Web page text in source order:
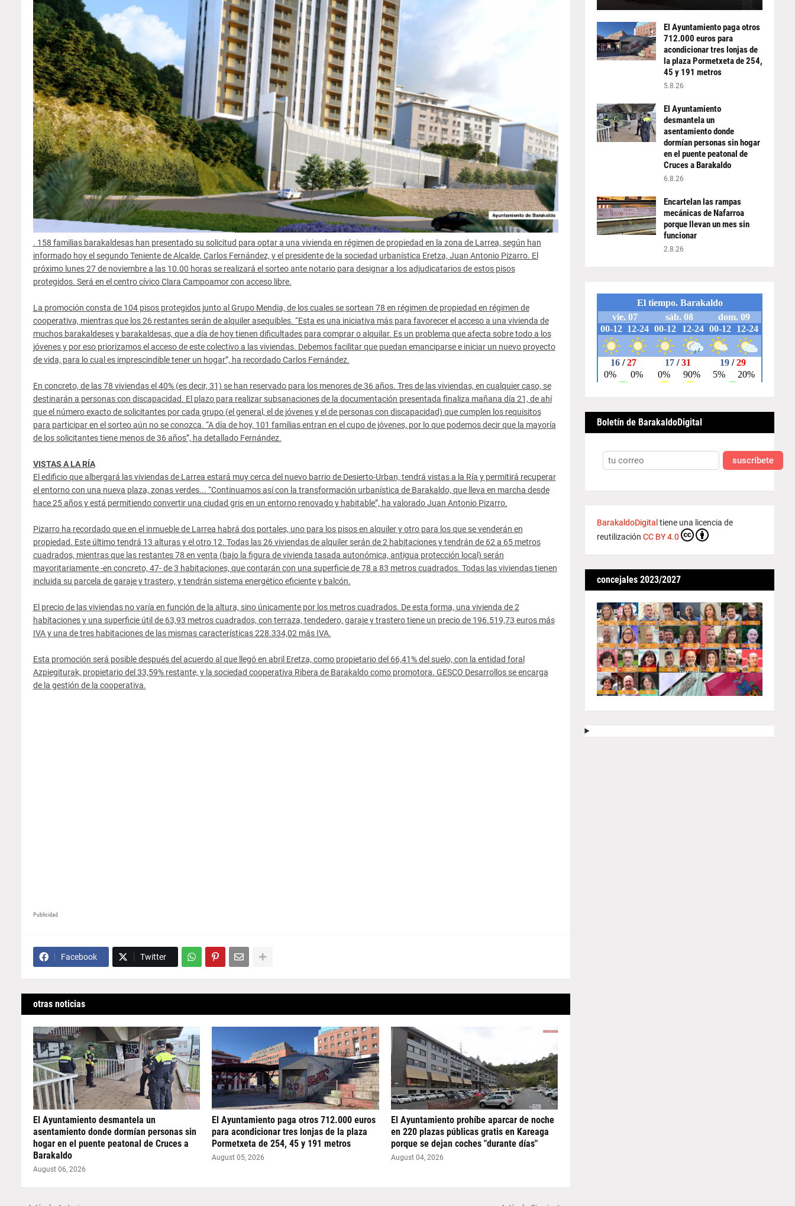
. 158 familias barakaldesas han presentado su solicitud para optar a una vivienda en régimen de propiedad en la zona de Larrea, según han
informado hoy el segundo Teniente de Alcalde, Carlos Fernández, y el presidente de la sociedad urbanística Eretza, Juan Antonio Pizarro. El
próximo lunes 27 de noviembre a las 10.00 horas se realizará el sorteo ante notario para designar a los adjudicatarios de estos pisos
protegidos. Será en el centro cívico Clara Campoamor con acceso libre.
La promoción consta de 104 pisos protegidos junto al Grupo Mendia, de los cuales se sortean 78 en régimen de propiedad en régimen de
cooperativa, mientras que los 26 restantes serán de alquiler asequibles. “Esta es una iniciativa más para favorecer el acceso a una vivienda de
muchos barakaldeses y barakaldesas, que a día de hoy tienen dificultades para comprar o alquilar. Es un problema que afecta sobre todo a los
jóvenes y por eso priorizamos el acceso de este colectivo a las viviendas. Debemos facilitar que puedan emanciparse e iniciar un nuevo proyecto
de vida, para lo cual es imprescindible tener un hogar”, ha recordado Carlos Fernández.
En concreto, de las 78 viviendas el 40% (es decir, 31) se han reservado para los menores de 36 años. Tres de las viviendas, en cualquier caso, se
destinarán a personas con discapacidad. El plazo para realizar subsanaciones de la documentación presentada finaliza mañana día 21, de ahí
que el número exacto de solicitantes por cada grupo (el general, el de jóvenes y el de personas con discapacidad) que cumplen los requisitos
para participar en el sorteo aún no se conozca. “A día de hoy, 101 familias entran en el cupo de jóvenes, por lo que podemos decir que la mayoría
de los solicitantes tiene menos de 36 años”, ha detallado Fernández.
VISTAS A LA RÍA
El edificio que albergará las viviendas de Larrea estará muy cerca del nuevo barrio de Desierto-Urban, tendrá vistas a la Ría y permitirá recuperar
el entorno con una nueva plaza, zonas verdes... “Continuamos así con la transformación urbanística de Barakaldo, que lleva en marcha desde
hace 25 años y está permitiendo convertir una ciudad gris en un entorno renovado y habitable”, ha valorado Juan Antonio Pizarro.
Pizarro ha recordado que en el inmueble de Larrea habrá dos portales, uno para los pisos en alquiler y otro para los que se venderán en
propiedad. Este último tendrá 13 alturas y el otro 12. Todas las 26 viviendas de alquiler serán de 2 habitaciones y tendrán de 62 a 65 metros
cuadrados, mientras que las restantes 78 en venta (bajo la figura de vivienda tasada autonómica, antigua protección local) serán
mayoritariamente -en concreto, 47- de 3 habitaciones, que contarán con una superficie de 78 a 83 metros cuadrados. Todas las viviendas tienen
incluida su parcela de garaje y trastero, y tendrán sistema energético eficiente y balcón.
El precio de las viviendas no varía en función de la altura, sino únicamente por los metros cuadrados. De esta forma, una vivienda de 2
habitaciones y una superficie útil de 63,93 metros cuadrados, con terraza, tendedero, garaje y trastero tiene un precio de 196.519,73 euros más
IVA y una de tres habitaciones de las mismas características 228.334,02 más IVA.
Esta promoción será posible después del acuerdo al que llegó en abril Eretza, como propietario del 66,41% del suelo, con la entidad foral
Azpiegiturak, propietario del 33,59% restante, y la sociedad cooperativa Ribera de Barakaldo como promotora. GESCO Desarrollos se encarga
de la gestión de la cooperativa.
Publicidad
Facebook Twitter
otras noticias
El Ayuntamiento desmantela un
asentamiento donde dormían personas sin
hogar en el puente peatonal de Cruces a
Barakaldo
August 06, 2026
El Ayuntamiento paga otros 712.000 euros
para acondicionar tres lonjas de la plaza
Pormetxeta de 254, 45 y 191 metros
August 05, 2026
El Ayuntamiento prohíbe aparcar de noche
en 220 plazas públicas gratis en Kareaga
porque se dejan coches "durante días"
August 04, 2026
El Ayuntamiento paga otros
712.000 euros para
acondicionar tres lonjas de
la plaza Pormetxeta de 254,
45 y 191 metros
5.8.26
El Ayuntamiento
desmantela un
asentamiento donde
dormían personas sin hogar
en el puente peatonal de
Cruces a Barakaldo
6.8.26
Encartelan las rampas
mecánicas de Nafarroa
porque llevan un mes sin
funcionar
2.8.26
Boletín de BarakaldoDigital
suscríbete
BarakaldoDigital tiene una licencia de
reutilización CC BY 4.0
concejales 2023/2027